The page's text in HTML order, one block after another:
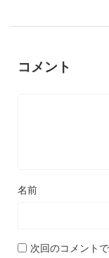
コメント
名前
次回のコメント